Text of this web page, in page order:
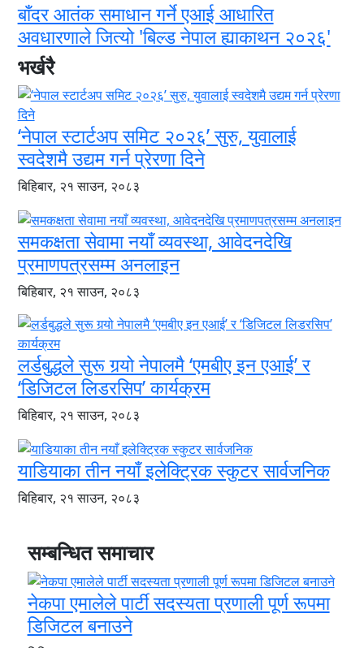
बाँदर आतंक समाधान गर्ने एआई आधारित
अवधारणाले जित्यो 'बिल्ड नेपाल ह्याकाथन २०२६'
भर्खरै
‘नेपाल स्टार्टअप समिट २०२६’ सुरु, युवालाई
स्वदेशमै उद्यम गर्न प्रेरणा दिने
बिहिबार, २१ साउन, २०८३
समकक्षता सेवामा नयाँ व्यवस्था, आवेदनदेखि
प्रमाणपत्रसम्म अनलाइन
बिहिबार, २१ साउन, २०८३
लर्डबुद्धले सुरू गर्‍यो नेपालमै ‘एमबीए इन एआई’ र
‘डिजिटल लिडरसिप’ कार्यक्रम
बिहिबार, २१ साउन, २०८३
याडियाका तीन नयाँ इलेक्ट्रिक स्कुटर सार्वजनिक
बिहिबार, २१ साउन, २०८३
सम्बन्धित समाचार
नेकपा एमालेले पार्टी सदस्यता प्रणाली पूर्ण रूपमा
डिजिटल बनाउने